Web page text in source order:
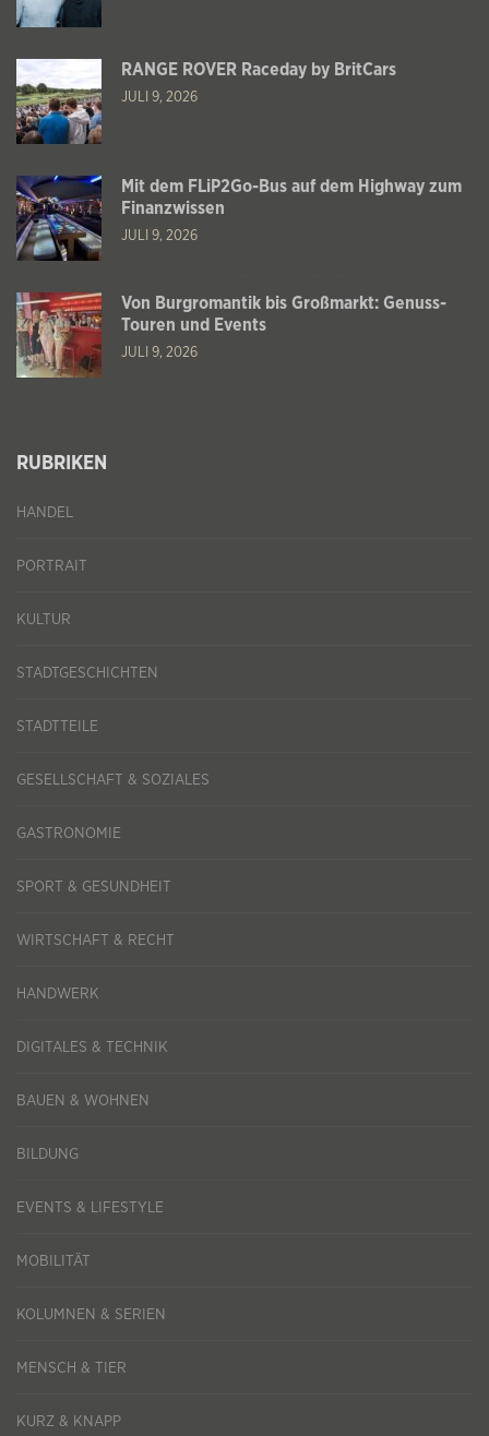
RANGE ROVER Raceday by BritCars
JULI 9, 2026
Mit dem FLiP2Go-Bus auf dem Highway zum
Finanzwissen
JULI 9, 2026
Von Burgromantik bis Großmarkt: Genuss-
Touren und Events
JULI 9, 2026
RUBRIKEN
HANDEL
PORTRAIT
KULTUR
STADTGESCHICHTEN
STADTTEILE
GESELLSCHAFT & SOZIALES
GASTRONOMIE
SPORT & GESUNDHEIT
WIRTSCHAFT & RECHT
HANDWERK
DIGITALES & TECHNIK
BAUEN & WOHNEN
BILDUNG
EVENTS & LIFESTYLE
MOBILITÄT
KOLUMNEN & SERIEN
MENSCH & TIER
KURZ & KNAPP